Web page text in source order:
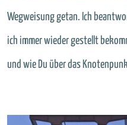
Wegweisung getan. Ich
ich immer wieder gestellt
und wie Du über das